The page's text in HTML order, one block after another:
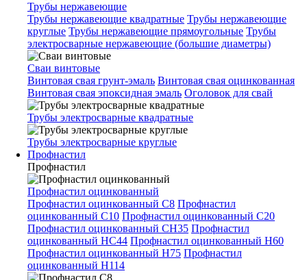
Трубы нержавеющие
Трубы нержавеющие квадратные Трубы нержавеющие
круглые Трубы нержавеющие прямоугольные Трубы
электросварные нержавеющие (большие диаметры)
Сваи винтовые
Винтовая свая грунт-эмаль Винтовая свая оцинкованная
Винтовая свая эпоксидная эмаль Оголовок для свай
Трубы электросварные квадратные
Трубы электросварные круглые
Профнастил
Профнастил
Профнастил оцинкованный
Профнастил оцинкованный С8 Профнастил
оцинкованный С10 Профнастил оцинкованный С20
Профнастил оцинкованный СН35 Профнастил
оцинкованный НС44 Профнастил оцинкованный Н60
Профнастил оцинкованный Н75 Профнастил
оцинкованный Н114